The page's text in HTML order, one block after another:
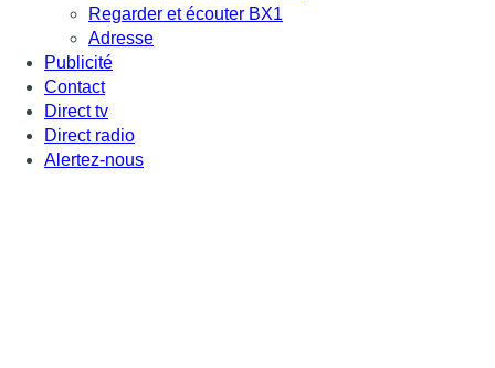
Regarder et écouter BX1
Adresse
Publicité
Contact
Direct tv
Direct radio
Alertez-nous